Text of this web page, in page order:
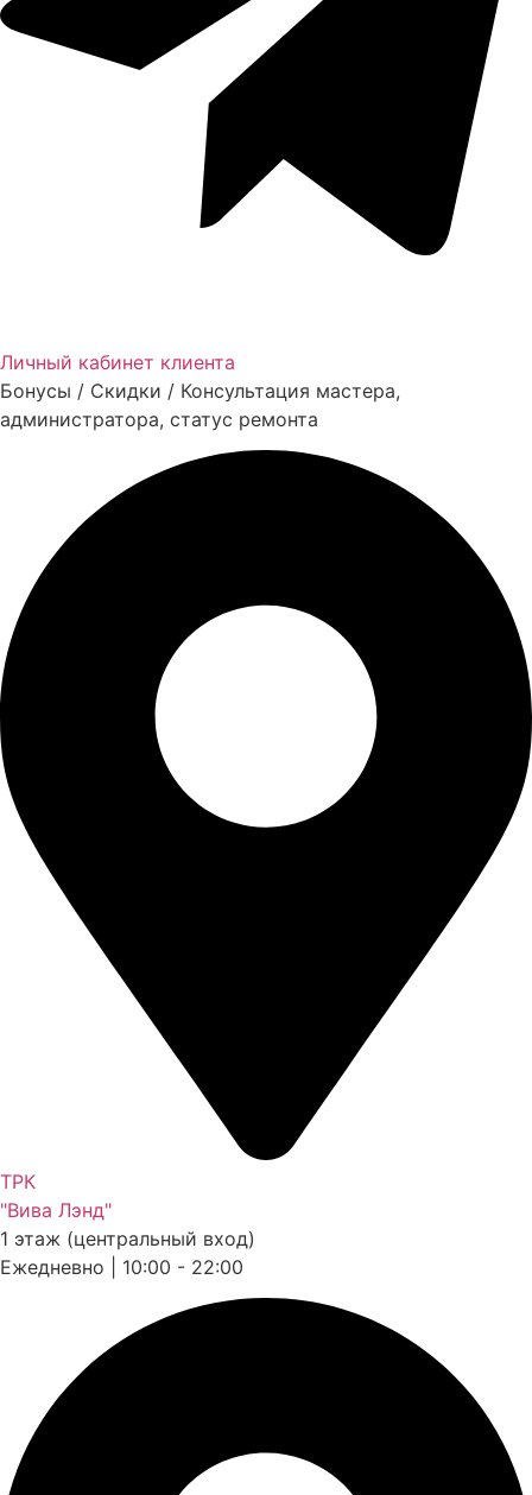
Личный кабинет клиента
Бонусы / Скидки / Консультация мастера,
администратора, статус ремонта
ТРК
"Вива Лэнд"
1 этаж (центральный вход)
Ежедневно | 10:00 - 22:00